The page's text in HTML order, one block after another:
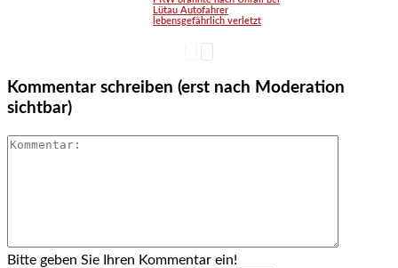
Lütau Autofahrer
lebensgefährlich verletzt
Kommentar schreiben (erst nach Moderation
sichtbar)
Bitte geben Sie Ihren Kommentar ein!